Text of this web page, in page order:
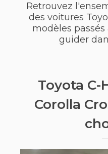
Retrouvez
des voitures
modèles
guider
Toyota C-
Corolla